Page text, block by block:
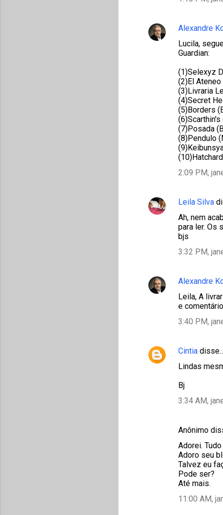
t
Alexandre
Lucila,
Guardian:
(1)Selexyz
(2)El Ateneo
(3)Livraria
(4)Secret
(5)Borders
(6)Scarthin's
(7)Posada
(8)Pendulo
2:09 PM,
Leila Silva
Ah, nem
para ler. Os
bjs
3:32 PM,
Alexandre
Leila, A
e
3:40 PM,
Cintia
Lindas
Bj
3:34 AM,
Anônimo
Adorei.
Adoro seu
Talvez eu
Pode ser?
Até mais.
11:00 AM,